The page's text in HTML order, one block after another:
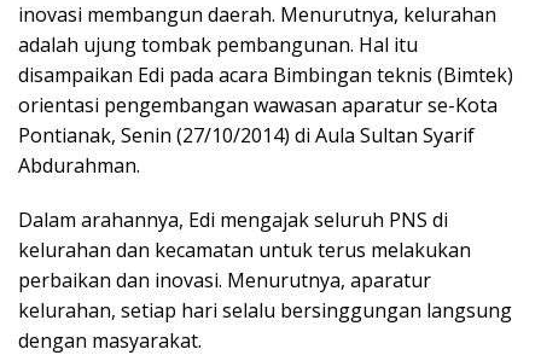
inovasi membangun daerah. Menurutnya, kelurahan
adalah ujung tombak pembangunan. Hal itu
disampaikan Edi pada acara Bimbingan teknis (Bimtek)
orientasi pengembangan wawasan aparatur se-Kota
Pontianak, Senin (27/10/2014) di Aula Sultan Syarif
Abdurahman.
Dalam arahannya, Edi mengajak seluruh PNS di
kelurahan dan kecamatan untuk terus melakukan
perbaikan dan inovasi. Menurutnya, aparatur
kelurahan, setiap hari selalu bersinggungan langsung
dengan masyarakat.